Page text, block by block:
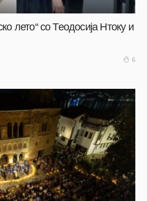
лето“ со Теодосија Нтоку и
6